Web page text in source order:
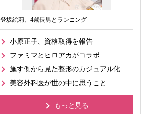
登坂絵莉、4歳長男とランニング
小原正子、資格取得を報告
ファミマとヒロアカがコラボ
施す側から見た整形のカジュアル化
美容外科医が世の中に思うこと
もっと見る